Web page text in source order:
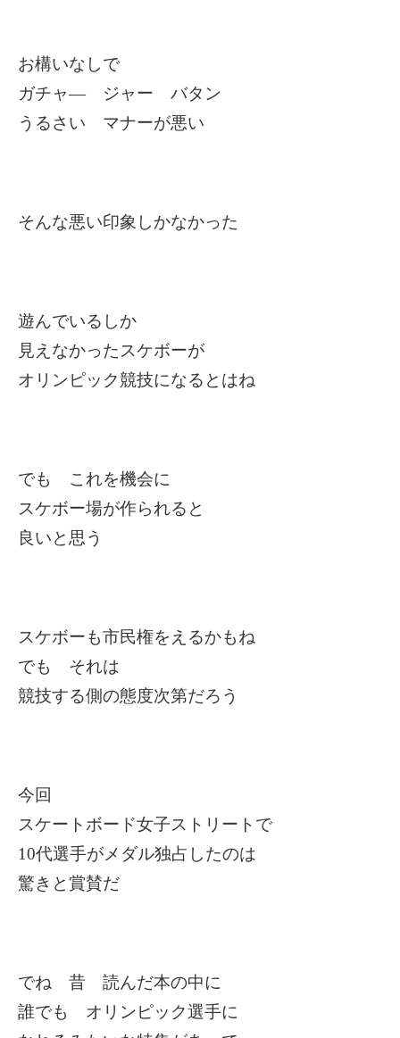
お構いなしで
ガチャ― ジャー バタン
うるさい マナーが悪い
そんな悪い印象しかなかった
遊んでいるしか
見えなかったスケボーが
オリンピック競技になるとはね
でも これを機会に
スケボー場が作られると
良いと思う
スケボーも市民権をえるかもね
でも それは
競技する側の態度次第だろう
今回
スケートボード女子ストリートで
10代選手がメダル独占したのは
驚きと賞賛だ
でね 昔 読んだ本の中に
誰でも オリンピック選手に